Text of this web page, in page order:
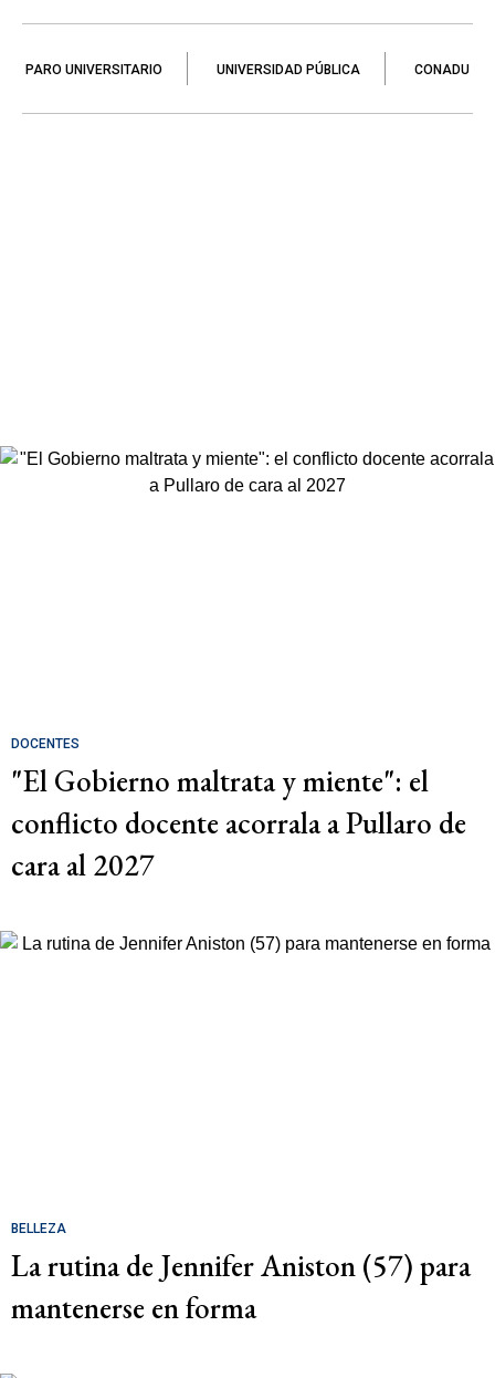
PARO UNIVERSITARIO UNIVERSIDAD PÚBLICA CONADU
DOCENTES
"El Gobierno maltrata y miente": el
conflicto docente acorrala a Pullaro de
cara al 2027
BELLEZA
La rutina de Jennifer Aniston (57) para
mantenerse en forma